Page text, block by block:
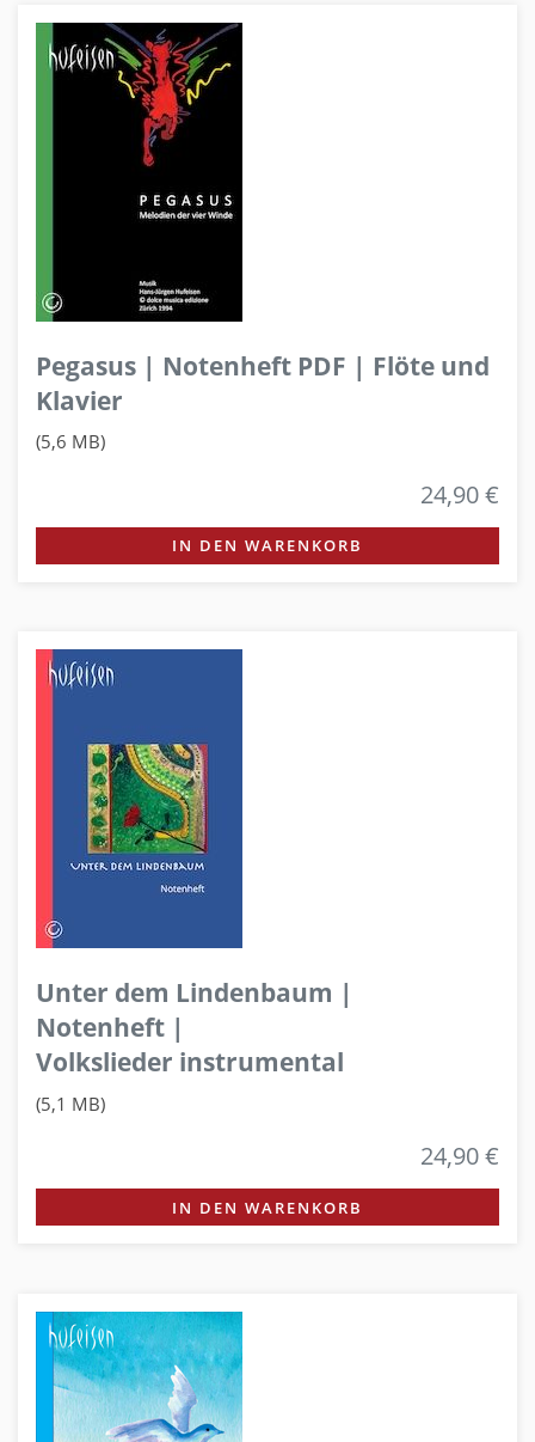
Pegasus | Notenheft PDF | Flöte und
Klavier
(5,6 MB)
24,90 €
IN DEN WARENKORB
Unter dem Lindenbaum |
Notenheft |
Volkslieder instrumental
(5,1 MB)
24,90 €
IN DEN WARENKORB